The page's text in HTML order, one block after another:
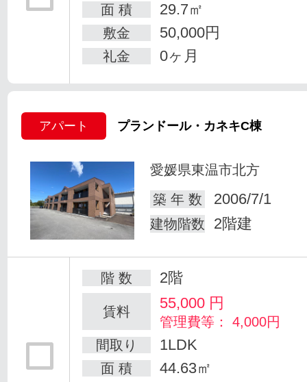
面 積 29.7㎡
敷金 50,000円
礼金 0ヶ月
アパート プランドール・カネキC棟
愛媛県東温市北方
築 年 数
2006/7/1
建物階数 2階建
階 数 2階
賃料 55,000 円
管理費等： 4,000円
間取り
1LDK
面 積 44.63㎡